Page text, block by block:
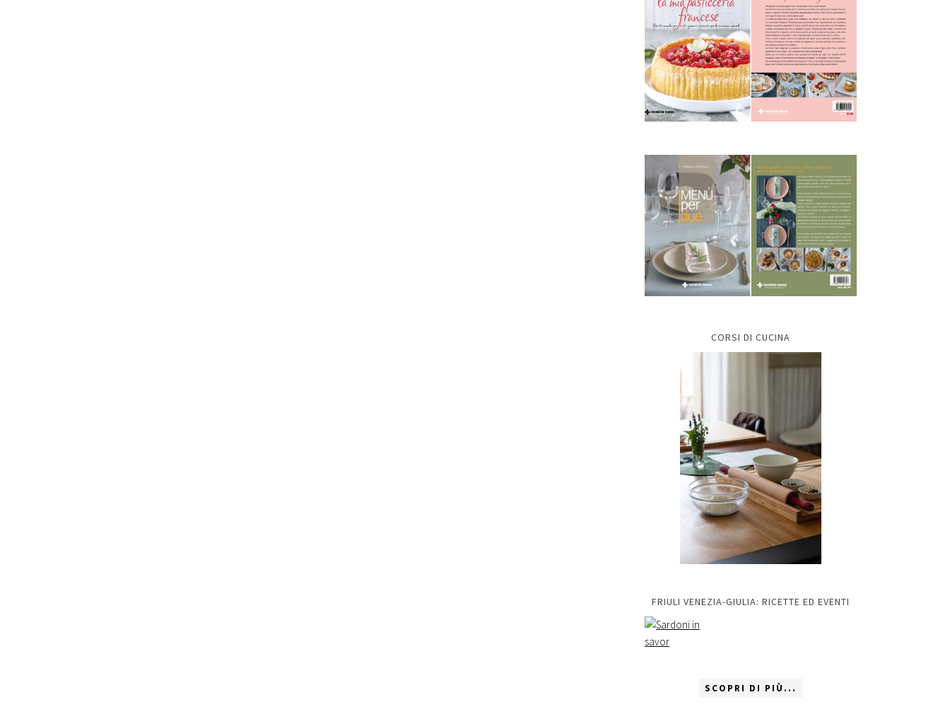
CORSI DI CUCINA
FRIULI VENEZIA-GIULIA: RICETTE ED EVENTI
SCOPRI DI PIÙ...